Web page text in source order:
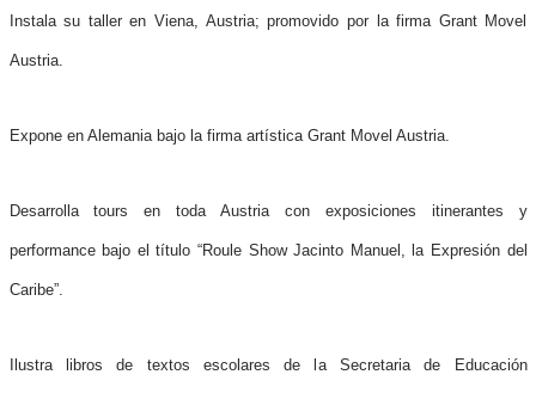
Instala su taller en Viena, Austria; promovido por la firma Grant Movel
Austria.
Expone en Alemania bajo la firma artística Grant Movel Austria.
Desarrolla tours en toda Austria con exposiciones itinerantes y
performance bajo el título “Roule Show Jacinto Manuel, la Expresión del
Caribe”.
Ilustra libros de textos escolares de la Secretaria de Educación